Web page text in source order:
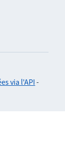
via l'API -